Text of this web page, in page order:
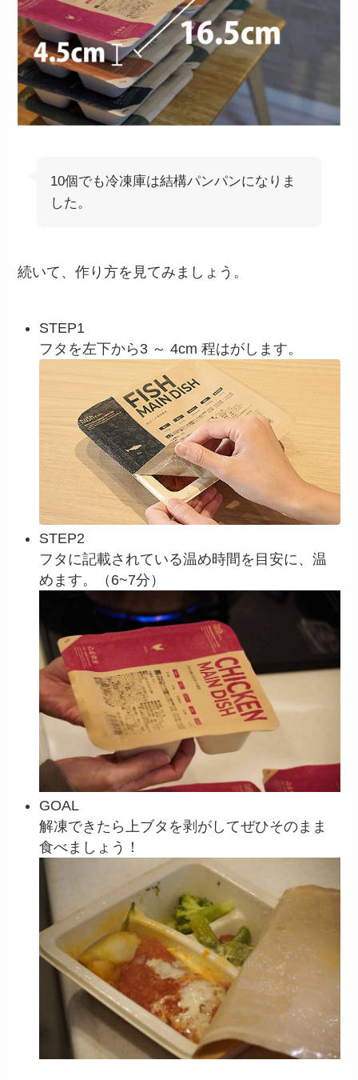
10個でも冷凍庫は結構パンパンになりま
した。
続いて、作り方を見てみましょう。
STEP1
フタを左下から3 ～ 4cm 程はがします。
STEP2
フタに記載されている温め時間を目安に、温
めます。（6~7分）
GOAL
解凍できたら上ブタを剥がしてぜひそのまま
食べましょう！